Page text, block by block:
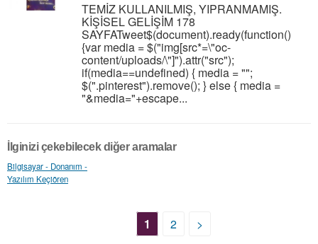
TEMİZ KULLANILMIŞ, YIPRANMAMIŞ.
KİŞİSEL GELİŞİM 178
SAYFATweet$(document).ready(function()
{var media = $("img[src*=\"oc-
content/uploads/\"]").attr("src");
if(media==undefined) { media = "";
$(".pinterest").remove(); } else { media =
"&media="+escape...
İlginizi çekebilecek diğer aramalar
Bilgisayar - Donanım -
Yazılım Keçiören
1 2 >